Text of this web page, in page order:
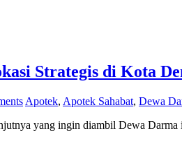
Strategis di Kota
Apotek, Apotek Sahabat, Dewa
yang ingin diambil Dewa